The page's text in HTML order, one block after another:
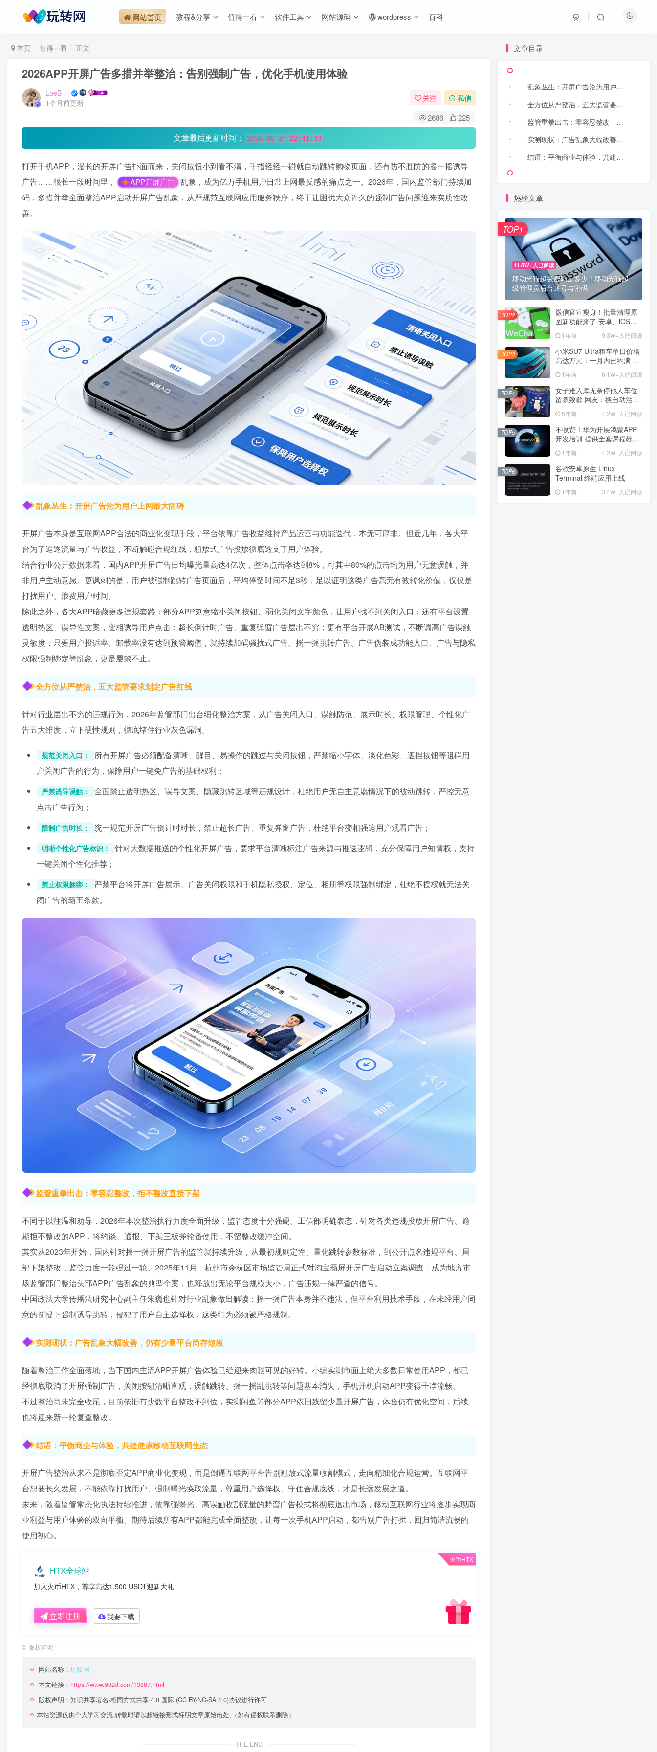
网站首页 教程&分享 值得一看 软件工具 网站源码 wordpress 百科
首页 值得一看 正文
2026APP开屏广告多措并举整治：告别强制广告，优化手机使用体验
LoeB__
1个月前更新
关注 私信
2686 225
文章最后更新时间： 2026-06-24 22:41:33
打开手机APP，漫长的开屏广告扑面而来，关闭按钮小到看不清，手指轻轻一碰就自动跳转购物页面，还有防不胜防的摇一摇诱导
广告……很长一段时间里，
APP开屏广告 乱象，成为亿万手机用户日常上网最反感的痛点之一。2026年，国内监管部门持续加
码，多措并举全面整治APP启动开屏广告乱象，从严规范互联网应用服务秩序，终于让困扰大众许久的强制广告问题迎来实质性改
善。
乱象丛生：开屏广告沦为用户上网最大阻碍
开屏广告本身是互联网APP合法的商业化变现手段，平台依靠广告收益维持产品运营与功能迭代，本无可厚非。但近几年，各大平
台为了追逐流量与广告收益，不断触碰合规红线，粗放式广告投放彻底透支了用户体验。
结合行业公开数据来看，国内APP开屏广告日均曝光量高达4亿次，整体点击率达到8%，可其中80%的点击均为用户无意误触，并
非用户主动意愿。更讽刺的是，用户被强制跳转广告页面后，平均停留时间不足3秒，足以证明这类广告毫无有效转化价值，仅仅是
打扰用户、浪费用户时间。
除此之外，各大APP暗藏更多违规套路：部分APP刻意缩小关闭按钮、弱化关闭文字颜色，让用户找不到关闭入口；还有平台设置
透明热区、误导性文案，变相诱导用户点击；超长倒计时广告、重复弹窗广告层出不穷；更有平台开展AB测试，不断调高广告误触
灵敏度，只要用户投诉率、卸载率没有达到预警阈值，就持续加码骚扰式广告。摇一摇跳转广告、广告伪装成功能入口、广告与隐私
权限强制绑定等乱象，更是屡禁不止。
全方位从严整治，五大监管要求划定广告红线
针对行业层出不穷的违规行为，2026年监管部门出台细化整治方案，从广告关闭入口、误触防范、展示时长、权限管理、个性化广
告五大维度，立下硬性规则，彻底堵住行业灰色漏洞。
规范关闭入口：
所有开屏广告必须配备清晰、醒目、易操作的跳过与关闭按钮，严禁缩小字体、淡化色彩、遮挡按钮等阻碍用
户关闭广告的行为，保障用户一键免广告的基础权利；
严禁诱导误触：
全面禁止透明热区、误导文案、隐藏跳转区域等违规设计，杜绝用户无自主意愿情况下的被动跳转，严控无意
点击广告行为；
限制广告时长： 统一规范开屏广告倒计时时长，禁止超长广告、重复弹窗广告，杜绝平台变相强迫用户观看广告；
明晰个性化广告标识：
针对大数据推送的个性化开屏广告，要求平台清晰标注广告来源与推送逻辑，充分保障用户知情权，支持
一键关闭个性化推荐；
禁止权限捆绑：
严禁平台将开屏广告展示、广告关闭权限和手机隐私授权、定位、相册等权限强制绑定，杜绝不授权就无法关
闭广告的霸王条款。
监管重拳出击：零容忍整改，拒不整改直接下架
不同于以往温和劝导，2026年本次整治执行力度全面升级，监管态度十分强硬。工信部明确表态，针对各类违规投放开屏广告、逾
期拒不整改的APP，将约谈、通报、下架三板斧轮番使用，不留整改缓冲空间。
其实从2023年开始，国内针对摇一摇开屏广告的监管就持续升级，从最初规则定性、量化跳转参数标准，到公开点名违规平台、局
部下架整改，监管力度一轮强过一轮。2025年11月，杭州市余杭区市场监管局正式对淘宝霸屏开屏广告启动立案调查，成为地方市
场监管部门整治头部APP广告乱象的典型个案，也释放出无论平台规模大小，广告违规一律严查的信号。
中国政法大学传播法研究中心副主任朱巍也针对行业乱象做出解读：摇一摇广告本身并不违法，但平台利用技术手段，在未经用户同
意的前提下强制诱导跳转，侵犯了用户自主选择权，这类行为必须被严格规制。
实测现状：广告乱象大幅改善，仍有少量平台尚存短板
随着整治工作全面落地，当下国内主流APP开屏广告体验已经迎来肉眼可见的好转。小编实测市面上绝大多数日常使用APP，都已
经彻底取消了开屏强制广告，关闭按钮清晰直观，误触跳转、摇一摇乱跳转等问题基本消失，手机开机启动APP变得干净流畅。
不过整治尚未完全收尾，目前依旧有少数平台整改不到位，实测闲鱼等部分APP依旧残留少量开屏广告，体验仍有优化空间，后续
也将迎来新一轮复查整改。
结语：平衡商业与体验，共建健康移动互联网生态
开屏广告整治从来不是彻底否定APP商业化变现，而是倒逼互联网平台告别粗放式流量收割模式，走向精细化合规运营。互联网平
台想要长久发展，不能依靠打扰用户、强制曝光换取流量，尊重用户选择权、守住合规底线，才是长远发展之道。
未来，随着监管常态化执法持续推进，依靠强曝光、高误触收割流量的野蛮广告模式将彻底退出市场，移动互联网行业将逐步实现商
业利益与用户体验的双向平衡。期待后续所有APP都能完成全面整改，让每一次手机APP启动，都告别广告打扰，回归简洁流畅的
使用初心。
火币HTX
HTX全球站
加入火币HTX，尊享高达1,500 USDT迎新大礼
立即注册 我要下载
© 版权声明
网站名称： 玩转网
本文链接： https://www.902d.com/13887.html
版权声明： 知识共享署名-相同方式共享 4.0 国际 (CC BY-NC-SA 4.0)协议进行许可
本站资源仅供个人学习交流,转载时请以超链接形式标明文章原始出处,（如有侵权联系删除）
THE END
文章目录
乱象丛生：开屏广告沦为用户上网最大阻碍
全方位从严整治，五大监管要求划定广告红线
监管重拳出击：零容忍整改，拒不整改直接下架
实测现状：广告乱象大幅改善，仍有少量平台尚存短板
结语：平衡商业与体验，共建健康移动互联网生态
热榜文章
11.8W+人已阅读
移动光猫超级密码是多少？移动光猫超
级管理员后台账号与密码
TOP1
微信官宣瘦身！批量清理原
图新功能来了 安卓、iOS均
1年前 9.3W+人已阅读
TOP2
小米SU7 Ultra租车单日价格
高达万元：一月内已约满 预
1年前 6.1W+人已阅读
TOP3
女子难入库无奈停他人车位
留条致歉 网友：换自动泊车
5年前 4.2W+人已阅读
TOP4
不收费！华为开展鸿蒙APP
开发培训 提供全套课程教学
1年前 4.2W+人已阅读
TOP5
谷歌安卓原生 Linux
Terminal 终端应用上线
1年前 3.4W+人已阅读
TOP6
文章目录
乱象丛生：开屏广告沦为用户上网最大阻碍
全方位从严整治，五大监管要求划定广告红线
监管重拳出击：零容忍整改，拒不整改直接下架
实测现状：广告乱象大幅改善，仍有少量平台尚存短板
结语：平衡商业与体验，共建健康移动互联网生态
热榜文章
11.8W+人已阅读
移动光猫超级密码是多少？移动光猫超
级管理员后台账号与密码
TOP1
微信官宣瘦身！批量清理原
图新功能来了 安卓、iOS均
1年前 9.3W+人已阅读
TOP2
小米SU7 Ultra租车单日价格
高达万元：一月内已约满 预
1年前 6.1W+人已阅读
TOP3
女子难入库无奈停他人车位
留条致歉 网友：换自动泊车
5年前 4.2W+人已阅读
TOP4
不收费！华为开展鸿蒙APP
开发培训 提供全套课程教学
1年前 4.2W+人已阅读
TOP5
谷歌安卓原生 Linux
Terminal 终端应用上线
1年前 3.4W+人已阅读
TOP6